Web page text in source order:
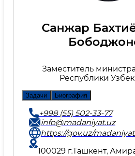
Санжар
Заместитель
Республики
Задачи Биография
+998 (55) 502-33-77
info@madaniyat.uz
https://gov.uz/
100029 г.Ташкент,